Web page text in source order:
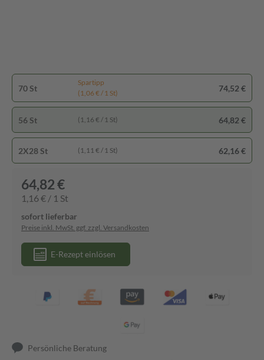
70 St
Spartipp
(1,06 € / 1 St)
74,52 €
56 St (1,16 € / 1 St) 64,82 €
2X28 St (1,11 € / 1 St) 62,16 €
64,82 €
1,16 € / 1 St
sofort lieferbar
Preise inkl. MwSt. ggf. zzgl. Versandkosten
E-Rezept einlösen
Persönliche Beratung